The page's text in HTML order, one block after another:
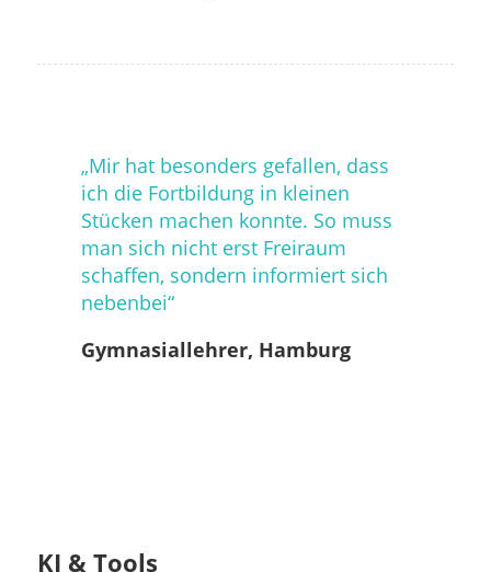
„Mir hat besonders gefallen, dass
ich die Fortbildung in kleinen
Stücken machen konnte. So muss
man sich nicht erst Freiraum
schaffen, sondern informiert sich
nebenbei“
Gymnasiallehrer, Hamburg
KI & Tools